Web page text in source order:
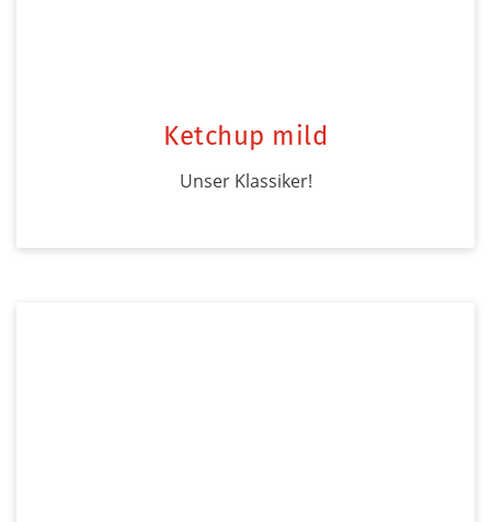
Ketchup mild
Unser Klassiker!